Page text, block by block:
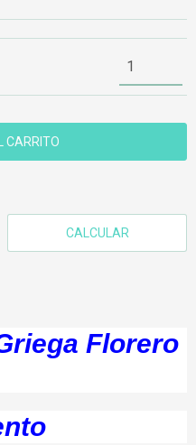
CALCULAR
Florero